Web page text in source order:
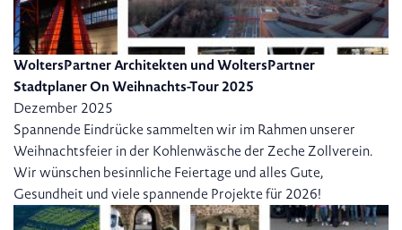
WoltersPartner Architekten und WoltersPartner
Stadtplaner On Weihnachts-Tour 2025
Dezember 2025
Spannende Eindrücke sammelten wir im Rahmen unserer
Weihnachtsfeier in der Kohlenwäsche der Zeche Zollverein.
Wir wünschen besinnliche Feiertage und alles Gute,
Gesundheit und viele spannende Projekte für 2026!